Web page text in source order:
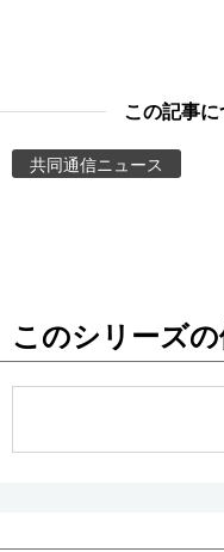
お知らせ
この記事
共同通信ニュース
このシリーズ